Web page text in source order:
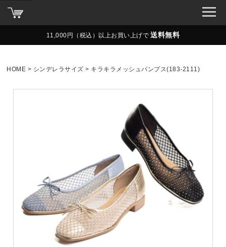
11,000円（税込）以上お買い上げで 送料無料
HOME シンデレラサイズ キラキラメッシュパンプス(183-2111)